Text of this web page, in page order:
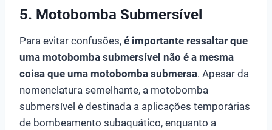
5. Motobomba Submersível
Para evitar confusões, é importante ressaltar que
uma motobomba submersível não é a mesma
coisa que uma motobomba submersa. Apesar da
nomenclatura semelhante, a motobomba
submersível é destinada a aplicações temporárias
de bombeamento subaquático, enquanto a